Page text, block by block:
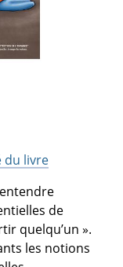
du livre
de
quelqu’un ».
les notions